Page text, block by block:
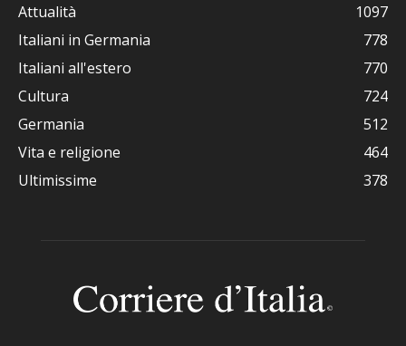
Attualità
1097
Italiani in Germania
778
Italiani all'estero
770
Cultura
724
Germania
512
Vita e religione
464
Ultimissime
378